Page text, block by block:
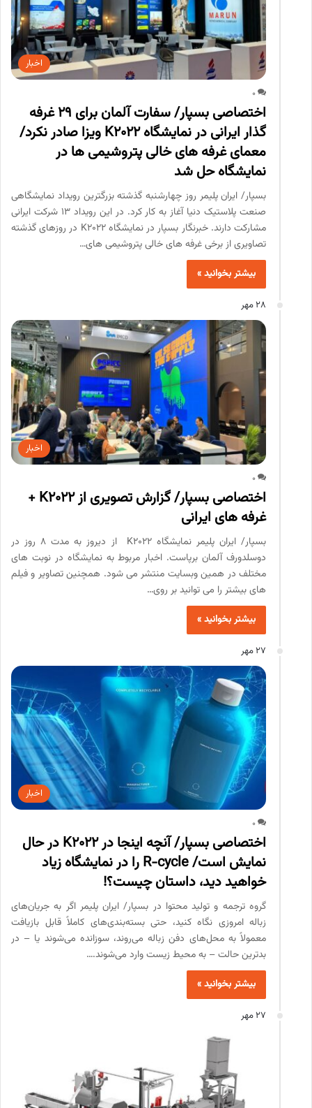
اخبار
0
اختصاصی بسپار/ سفارت آلمان برای 29 غرفه
گذار ایرانی در نمایشگاه K2022 ویزا صادر نکرد/
معمای غرفه های خالی پتروشیمی ها در
نمایشگاه حل شد
بسپار/ ایران پلیمر روز چهارشنبه گذشته بزرگترین رویداد نمایشگاهی
صنعت پلاستیک دنیا آغاز به کار کرد. در این رویداد 13 شرکت ایرانی
مشارکت دارند. خبرنگار بسپار در نمایشگاه K2022 در روزهای گذشته
تصاویری از برخی غرفه های خالی پتروشیمی های…
بیشتر بخوانید »
28 مهر
اخبار
0
اختصاصی بسپار/ گزارش تصویری از K2022 +
غرفه های ایرانی
بسپار/ ایران پلیمر نمایشگاه K2022 از دیروز به مدت 8 روز در
دوسلدورف آلمان برپاست. اخبار مربوط به نمایشگاه در نوبت های
مختلف در همین وبسایت منتشر می شود. همچنین تصاویر و فیلم
های بیشتر را می توانید بر روی…
بیشتر بخوانید »
27 مهر
اخبار
0
اختصاصی بسپار/ آنچه اینجا در K2022 در حال
نمایش است/ R-cycle را در نمایشگاه زیاد
خواهید دید، داستان چیست؟!
گروه ترجمه و تولید محتوا در بسپار/ ایران پلیمر اگر به جریان‌های
زباله‌ امروزی نگاه کنید، حتی بسته‌بندی‌های کاملاً قابل بازیافت
معمولاً به محل‌های دفن زباله می‌روند، سوزانده می‌شوند یا – در
بدترین حالت – به محیط زیست وارد می‌شوند.…
بیشتر بخوانید »
27 مهر